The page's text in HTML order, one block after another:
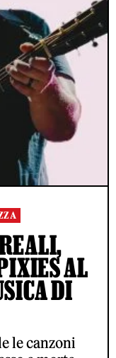
AL
DI
le canzoni